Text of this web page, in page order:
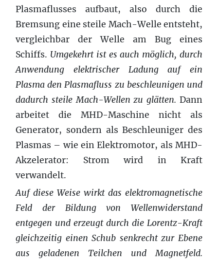
Plasmaflusses aufbaut, also durch die
Bremsung eine steile Mach-Welle entsteht,
vergleichbar der Welle am Bug eines
Schiffs. Umgekehrt ist es auch möglich, durch
Anwendung elektrischer Ladung auf ein
Plasma den Plasmafluss zu beschleunigen und
dadurch steile Mach-Wellen zu glätten. Dann
arbeitet die MHD-Maschine nicht als
Generator, sondern als Beschleuniger des
Plasmas – wie ein Elektromotor, als MHD-
Akzelerator: Strom wird in Kraft
verwandelt.
Auf diese Weise wirkt das elektromagnetische
Feld der Bildung von Wellenwiderstand
entgegen und erzeugt durch die Lorentz-Kraft
gleichzeitig einen Schub senkrecht zur Ebene
aus geladenen Teilchen und Magnetfeld.